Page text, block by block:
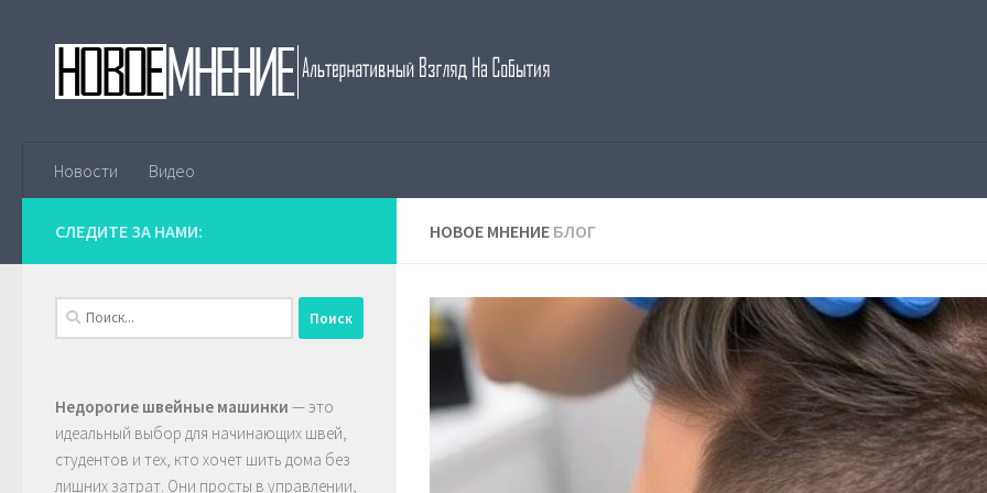
Новости Видео
НОВОЕ МНЕНИЕ БЛОГ
СЛЕДИТЕ ЗА НАМИ:
Найти:
Недорогие швейные машинки — это
идеальный выбор для начинающих швей,
студентов и тех, кто хочет шить дома без
лишних затрат. Они просты в управлении,